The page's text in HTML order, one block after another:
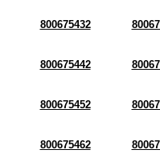
800675432
800675442
800675452
800675462